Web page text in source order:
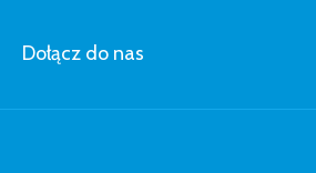
Dołącz do nas